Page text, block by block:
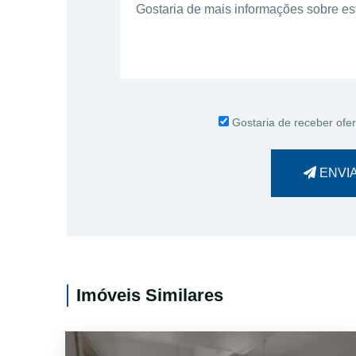
Gostaria de receber
Imóveis Similares